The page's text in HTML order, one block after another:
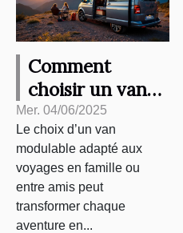
Comment
choisir un van
modulable pour
voyager en
famille ou entre
amis
Mer. 04/06/2025
Le choix d’un van
modulable adapté aux
voyages en famille ou
entre amis peut
transformer chaque
aventure en...